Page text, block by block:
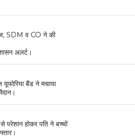
SDM व CO ने की
अलर्ट।
बैंड ने मचाया
परेशान होकर पति ने बच्चों